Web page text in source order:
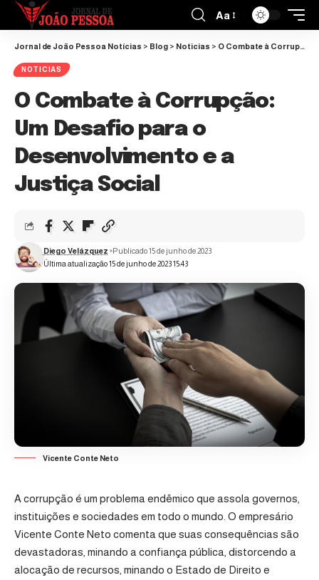
Aa
Jornal de João Pessoa Notícias > Blog > Noticias > O Combate à Corrupção: Um Desafio para o Desenvolvimento e a Justiça Social
NOTICIAS
O Combate à Corrupção:
Um Desafio para o
Desenvolvimento e a
Justiça Social
Última atualização 15 de junho de 2023 15:43
Diego Velázquez Publicado 15 de junho de 2023
Vicente Conte Neto
A corrupção é um problema endêmico que assola governos,
instituições e sociedades em todo o mundo. O empresário
Vicente Conte Neto comenta que suas consequências são
devastadoras, minando a confiança pública, distorcendo a
alocação de recursos, minando o Estado de Direito e